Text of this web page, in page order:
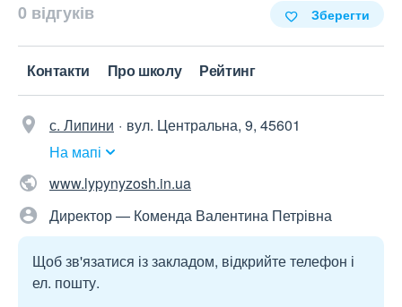
0 відгуків Зберегти
Контакти Про школу Рейтинг
с. Липини
вул. Центральна, 9, 45601
На мапі
www.lypynyzosh.in.ua
Директор — Коменда Валентина Петрівна
Щоб зв'язатися із закладом, відкрийте телефон і
ел. пошту.